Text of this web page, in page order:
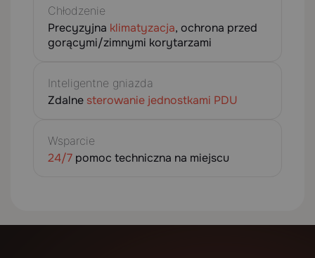
Chłodzenie
Precyzyjna klimatyzacja, ochrona przed
gorącymi/zimnymi korytarzami
Inteligentne gniazda
Zdalne sterowanie jednostkami PDU
Wsparcie
24/7 pomoc techniczna na miejscu